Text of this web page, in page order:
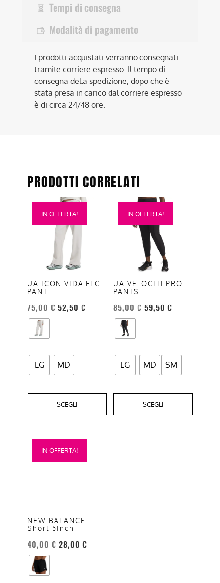
Tempi di consegna
Modalità di pagamento
I prodotti acquistati verranno consegnati
tramite corriere espresso. Il tempo di
consegna della spedizione, dopo che è
stata presa in carico dal corriere espresso
è di circa 24/48 ore.
PRODOTTI CORRELATI
IN OFFERTA!
UA ICON VIDA FLC
PANT
75,00€ 52,50 €
LG MD
SCEGLI
Questo
prodotto
varianti.
opzioni
possono
essere
scelte
nella
del
prodotto
IN OFFERTA!
UA VELOCITI PRO
PANTS
85,00€ 59,50 €
LG MD SM
SCEGLI
Questo
prodotto
opzioni
possono
essere
scelte
nella
del
prodotto
IN OFFERTA!
NEW BALANCE
Short 5Inch
40,00€ 28,00 €
Questo
prodotto
opzioni
possono
essere
scelte
nella